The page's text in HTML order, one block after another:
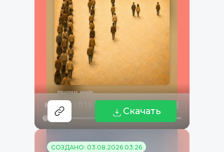
Скачать
СОЗДАНО: 03.08.2026 03:26